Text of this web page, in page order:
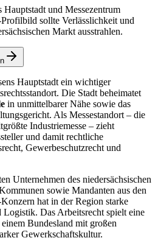
und Messezentrum
sollte Verlässlichkeit und
Markt ausstrahlen.
Hauptstadt ein wichtiger
Die Stadt beheimatet
in unmittelbarer Nähe sowie das
Als Messestandort – die
Industriemesse – zieht
und damit rechtliche
Gewerbeschutzrecht und
Unternehmen des niedersächsischen
sowie Mandanten aus den
hat in der Region starke
Logistik. Das Arbeitsrecht spielt eine
Bundesland mit großen
Gewerkschaftskultur.